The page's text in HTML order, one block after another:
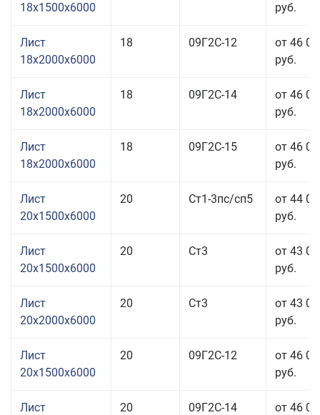
18x1500x6000
руб.
Лист
18x2000x6000
18 09Г2С-12
от 46
руб.
Лист
18x2000x6000
18 09Г2С-14
от 46
руб.
Лист
18x2000x6000
18 09Г2С-15
от 46
руб.
Лист
20x1500x6000
20 Ст1-3пс/сп5
от 44
руб.
Лист
20x1500x6000
20 Ст3
от 43
руб.
Лист
20x2000x6000
20 Ст3
от 43
руб.
Лист
20x1500x6000
20 09Г2С-12
от 46
руб.
Лист
20 09Г2С-14
от 46